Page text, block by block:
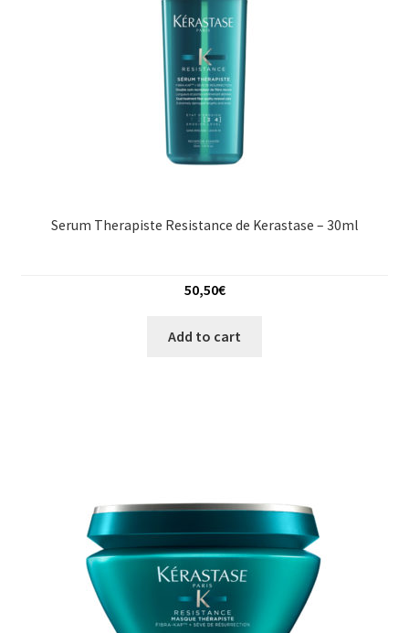
Serum Therapiste Resistance de Kerastase – 30ml
50,50€
Add to cart